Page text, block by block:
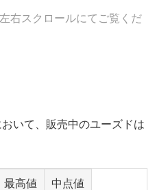
右スクロールにてご覧くだ
おいて、販売中のユーズドは
最高値 中点値